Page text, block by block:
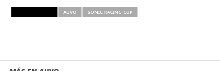
AUVO SONIC RACING CUP